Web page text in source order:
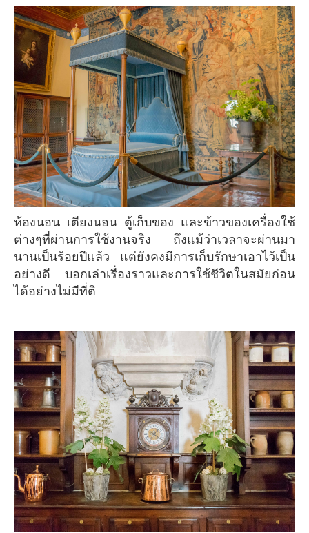
ห้องนอน เตียงนอน ตู้เก็บของ และข้าวของเครื่องใช้
ต่างๆที่ผ่านการใช้งานจริง ถึงแม้ว่าเวลาจะผ่านมา
นานเป็นร้อยปีแล้ว แต่ยังคงมีการเก็บรักษาเอาไว้เป็น
อย่างดี บอกเล่าเรื่องราวและการใช้ชีวิตในสมัยก่อน
ได้อย่างไม่มีที่ติ